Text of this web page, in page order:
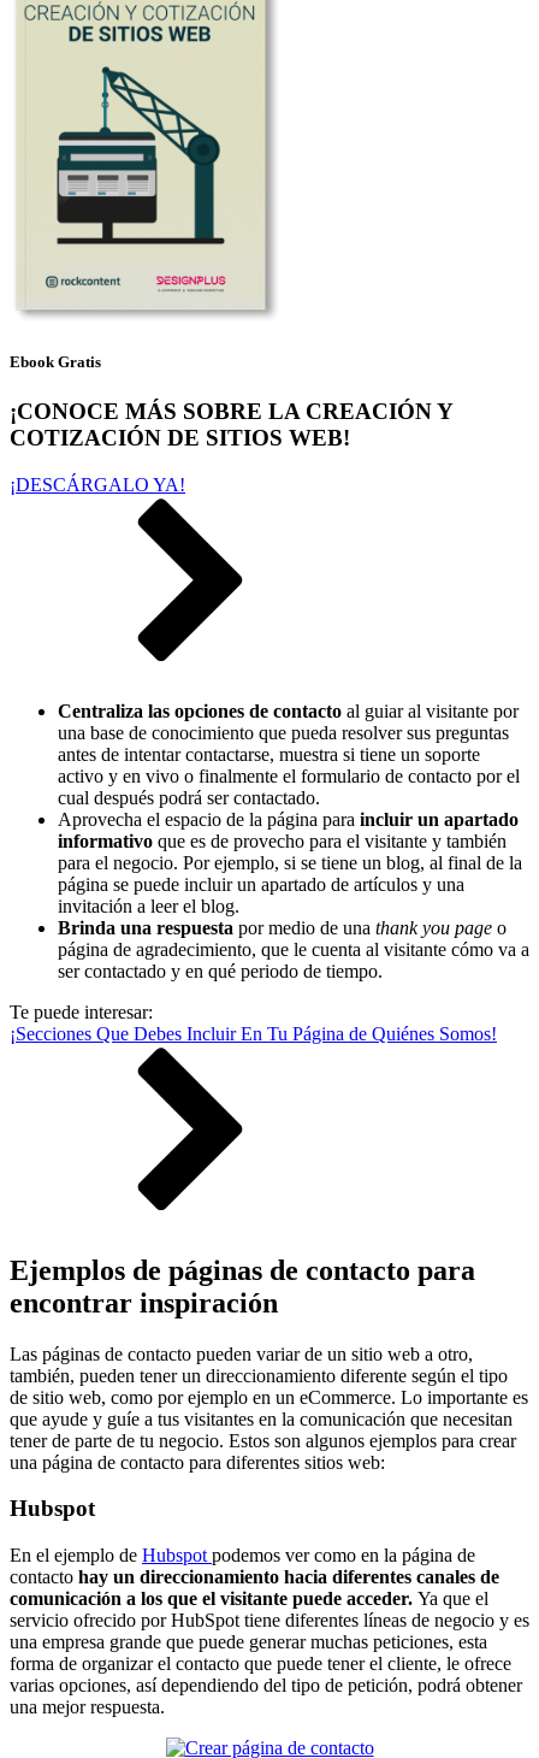
Ebook Gratis
¡CONOCE MÁS SOBRE LA CREACIÓN Y
COTIZACIÓN DE SITIOS WEB!
¡DESCÁRGALO YA!
Centraliza las opciones de contacto al guiar al visitante por
una base de conocimiento que pueda resolver sus preguntas
antes de intentar contactarse, muestra si tiene un soporte
activo y en vivo o finalmente el formulario de contacto por el
cual después podrá ser contactado.
Aprovecha el espacio de la página para incluir un apartado
informativo que es de provecho para el visitante y también
para el negocio. Por ejemplo, si se tiene un blog, al final de la
página se puede incluir un apartado de artículos y una
invitación a leer el blog.
Brinda una respuesta por medio de una thank you page o
página de agradecimiento, que le cuenta al visitante cómo va a
ser contactado y en qué periodo de tiempo.
Te puede interesar:
¡Secciones Que Debes Incluir En Tu Página de Quiénes Somos!
Ejemplos de páginas de contacto para
encontrar inspiración
Las páginas de contacto pueden variar de un sitio web a otro,
también, pueden tener un direccionamiento diferente según el tipo
de sitio web, como por ejemplo en un eCommerce. Lo importante es
que ayude y guíe a tus visitantes en la comunicación que necesitan
tener de parte de tu negocio. Estos son algunos ejemplos para crear
una página de contacto para diferentes sitios web:
Hubspot
En el ejemplo de Hubspot podemos ver como en la página de
contacto hay un direccionamiento hacia diferentes canales de
comunicación a los que el visitante puede acceder. Ya que el
servicio ofrecido por HubSpot tiene diferentes líneas de negocio y es
una empresa grande que puede generar muchas peticiones, esta
forma de organizar el contacto que puede tener el cliente, le ofrece
varias opciones, así dependiendo del tipo de petición, podrá obtener
una mejor respuesta.